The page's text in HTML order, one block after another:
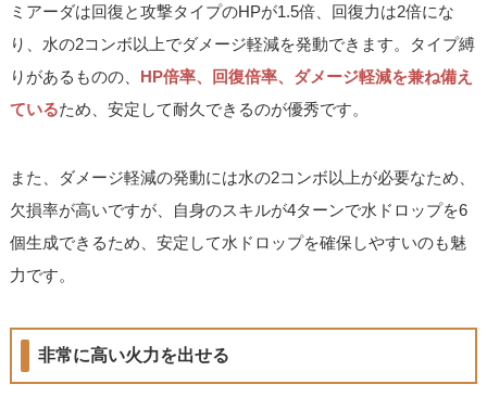
ミアーダは回復と攻撃タイプのHPが1.5倍、回復力は2倍にな
り、水の2コンボ以上でダメージ軽減を発動できます。タイプ縛
りがあるものの、 HP倍率、回復倍率、ダメージ軽減を兼ね備え
ているため、安定して耐久できるのが優秀です。
また、ダメージ軽減の発動には水の2コンボ以上が必要なため、
欠損率が高いですが、自身のスキルが4ターンで水ドロップを6
個生成できるため、安定して水ドロップを確保しやすいのも魅
力です。
非常に高い火力を出せる